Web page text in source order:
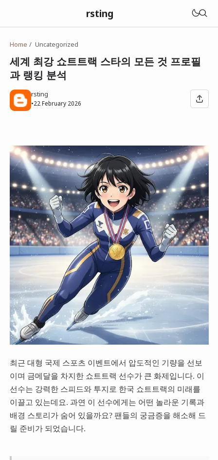
rsting
Home Uncategorized
세계 최강 쇼트트랙 스타의 모든 것 프로필
과 랭킹 분석
rsting
•22 February 2026
최근 대형 국제 스포츠 이벤트에서 압도적인 기량을 선보
이며 금메달을 차지한 쇼트트랙 선수가 큰 화제입니다. 이
선수는 강력한 스피드와 투지로 한국 쇼트트랙의 미래를
이끌고 있는데요. 과연 이 선수에게는 어떤 놀라운 기록과
배경 스토리가 숨어 있을까요? 팬들의 궁금증을 해소해 드
릴 준비가 되었습니다.